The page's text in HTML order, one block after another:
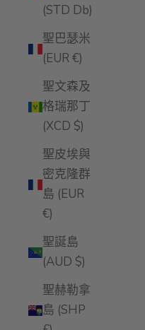
(STD Db)
聖巴瑟米
(EUR €)
聖文森及
格瑞那丁
(XCD $)
聖皮埃與
密克隆群
島 (EUR
€)
聖誕島
(AUD $)
聖赫勒拿
島 (SHP